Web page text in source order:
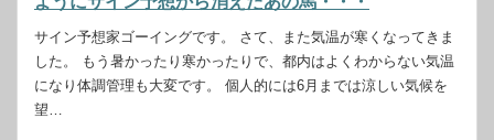
サイン予想家ゴーイングです。 さて、また気温が寒くなってきま
した。 もう暑かったり寒かったりで、都内はよくわからない気温
になり体調管理も大変です。 個人的には6月までは涼しい気候を
望…